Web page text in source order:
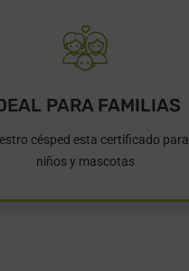
PARA FAMILIAS
césped esta certificado para
niños y mascotas